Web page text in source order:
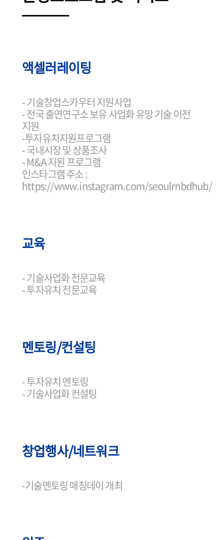
액셀러레이팅
- 기술창업스카우터 지원사업
- 전국 출연연구소 보유 사업화 유망 기술 이전
지원
-투자유치지원프로그램
- 국내시장 및 상품조사
- M&A 지원 프로그램
인스타그램 주소 :
https://www.instagram.com/seoulrnbdhub/
교육
- 기술사업화 전문교육
- 투자유치 전문교육
멘토링/컨설팅
- 투자유치 멘토링
- 기술사업화 컨설팅
창업행사/네트워크
-기술멘토링 매칭데이 개최